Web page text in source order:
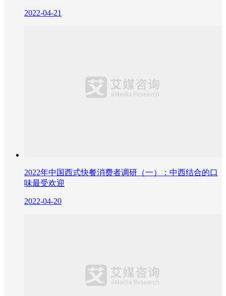
2022-04-21
2022年中国西式快餐消费者调研（一）：中西结合的口
味最受欢迎
2022-04-20